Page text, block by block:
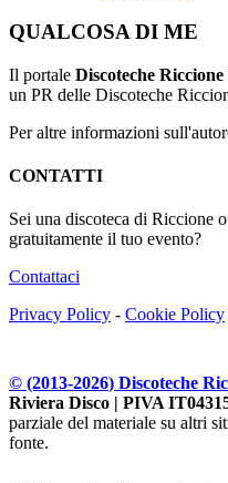
QUALCOSA DI ME
Il portale Discoteche
un PR delle Discoteche
Per altre informazioni
CONTATTI
Sei una discoteca di Riccione
gratuitamente il tuo evento?
Contattaci
Privacy Policy - Cookie Policy
© (2013-2026) Discoteche
Riviera Disco | PIVA
parziale del materiale su altri
fonte.